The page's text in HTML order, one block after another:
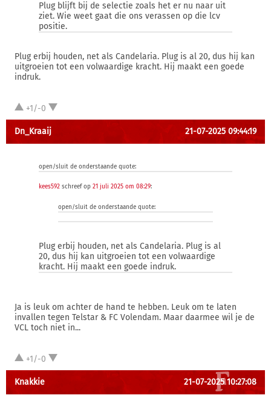
Plug blijft bij de selectie zoals het er nu naar uit
ziet. Wie weet gaat die ons verassen op die lcv
positie.
Plug erbij houden, net als Candelaria. Plug is al 20, dus hij kan
uitgroeien tot een volwaardige kracht. Hij maakt een goede
indruk.
+1/-0
Dn_Kraaij 21-07-2025 09:44:19
open/sluit de onderstaande quote:
kees592 schreef op 21 juli 2025 om 08:29:
open/sluit de onderstaande quote:
Plug erbij houden, net als Candelaria. Plug is al
20, dus hij kan uitgroeien tot een volwaardige
kracht. Hij maakt een goede indruk.
Ja is leuk om achter de hand te hebben. Leuk om te laten
invallen tegen Telstar & FC Volendam. Maar daarmee wil je de
VCL toch niet in...
+1/-0
Knakkie 21-07-2025 10:27:08